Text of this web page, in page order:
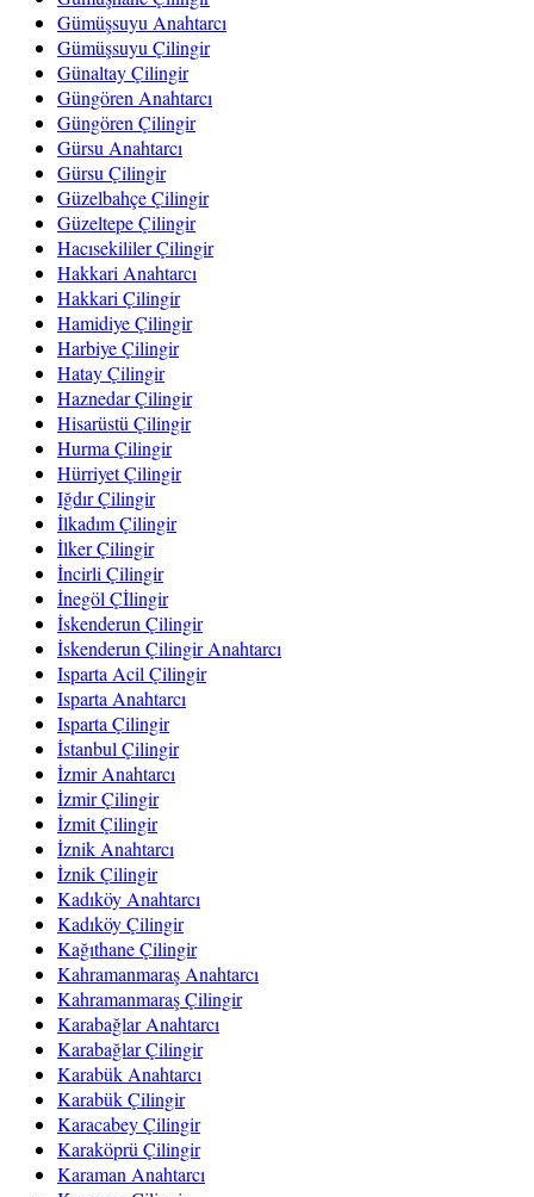
Gümüşsuyu Anahtarcı
Gümüşsuyu Çilingir
Günaltay Çilingir
Güngören Anahtarcı
Güngören Çilingir
Gürsu Anahtarcı
Gürsu Çilingir
Güzelbahçe Çilingir
Güzeltepe Çilingir
Hacısekililer Çilingir
Hakkari Anahtarcı
Hakkari Çilingir
Hamidiye Çilingir
Harbiye Çilingir
Hatay Çilingir
Haznedar Çilingir
Hisarüstü Çilingir
Hurma Çilingir
Hürriyet Çilingir
Iğdır Çilingir
İlkadım Çilingir
İlker Çilingir
İncirli Çilingir
İnegöl Çİlingir
İskenderun Çilingir
İskenderun Çilingir Anahtarcı
Isparta Acil Çilingir
Isparta Anahtarcı
Isparta Çilingir
İstanbul Çilingir
İzmir Anahtarcı
İzmir Çilingir
İzmit Çilingir
İznik Anahtarcı
İznik Çilingir
Kadıköy Anahtarcı
Kadıköy Çilingir
Kağıthane Çilingir
Kahramanmaraş Anahtarcı
Kahramanmaraş Çilingir
Karabağlar Anahtarcı
Karabağlar Çilingir
Karabük Anahtarcı
Karabük Çilingir
Karacabey Çilingir
Karaköprü Çilingir
Karaman Anahtarcı